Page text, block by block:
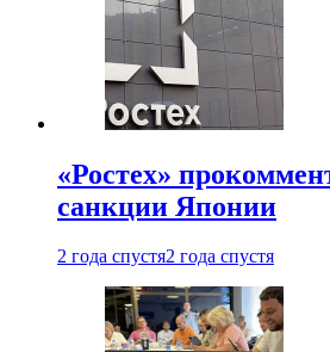
«Ростех»
санкции Японии
2 года спустя2 года спустя